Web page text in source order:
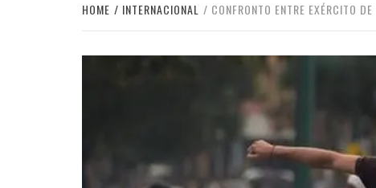
HOME INTERNACIONAL CONFRONTO ENTRE EXÉRCITO